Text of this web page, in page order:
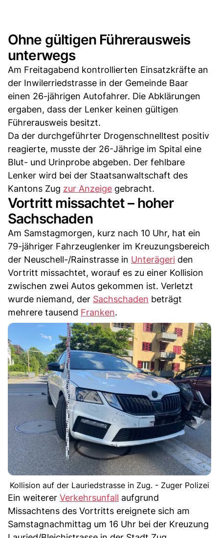
Ohne gültigen Führerausweis
unterwegs
Am Freitagabend kontrollierten Einsatzkräfte an
der Inwilerriedstrasse in der Gemeinde Baar
einen 26-jährigen Autofahrer. Die Abklärungen
ergaben, dass der Lenker keinen gültigen
Führerausweis besitzt.
Da der durchgeführter Drogenschnelltest positiv
reagierte, musste der 26-Jährige im Spital eine
Blut- und Urinprobe abgeben. Der fehlbare
Lenker wird bei der Staatsanwaltschaft des
Kantons Zug zur Anzeige gebracht.
Vortritt missachtet – hoher
Sachschaden
Am Samstagmorgen, kurz nach 10 Uhr, hat ein
79-jähriger Fahrzeuglenker im Kreuzungsbereich
der Neuschell-/Rainstrasse in Unterägeri den
Vortritt missachtet, worauf es zu einer Kollision
zwischen zwei Autos gekommen ist. Verletzt
wurde niemand, der Sachschaden beträgt
mehrere tausend Franken.
Kollision auf der Lauriedstrasse in Zug. - Zuger Polizei
Ein weiterer Verkehrsunfall aufgrund
Missachtens des Vortritts ereignete sich am
Samstagnachmittag um 16 Uhr bei der Kreuzung